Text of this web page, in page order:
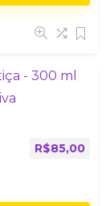
R$85,00